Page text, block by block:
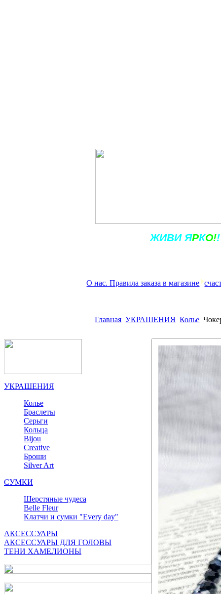
ЖИВИ ЯРКО!!
О нас. Правила заказа в магазине
Главная УКРАШЕНИЯ Колье
УКРАШЕНИЯ
Колье
Браслеты
Серьги
Кольца
Bijou
Сreative
Броши
Silver Art
СУМКИ
Шерстяные чудеса
Belle Fleur
Клатчи и сумки "Every day"
АКСЕССУАРЫ
АКСЕССУАРЫ ДЛЯ ГОЛОВЫ
ТЕНИ ХАМЕЛИОНЫ